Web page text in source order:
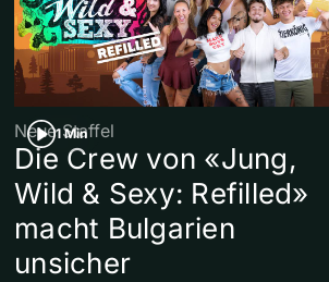
1 Min
Neue Staffel
Die Crew von «Jung,
Wild & Sexy: Refilled»
macht Bulgarien
unsicher